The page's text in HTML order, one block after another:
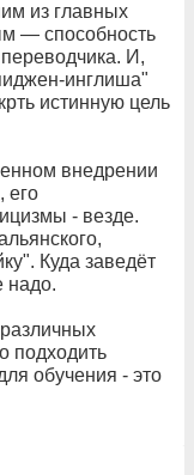
из главных
— способность
И,
инглиша"
истинную цель
внедрении
его
- везде.
Куда заведёт
надо.
подходить
обучения - это